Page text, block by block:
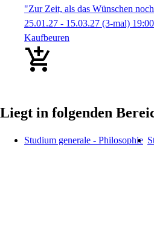
"Zur Zeit, als das Wünschen
25.01.27 - 15.03.27 (3-mal) 19:00
Kaufbeuren
Liegt in folgenden
Studium generale - Philosophie